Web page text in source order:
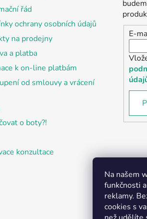
Na našem
funkčnosti
reklamy.
cookies s
řád
ochrany osobních údajů
na prodejny
a platba
k on-line platbám
od smlouvy a vrácení
o boty?!
konzultace
E-